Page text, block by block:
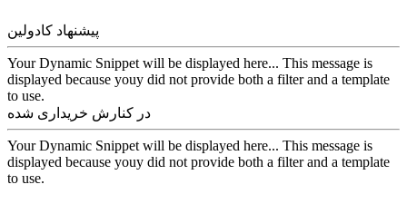
پیشنهاد کادولین
Your Dynamic Snippet will be displayed here... This message is
displayed because youy did not provide both a filter and a template
to use.
در کنارش خریداری شده
Your Dynamic Snippet will be displayed here... This message is
displayed because youy did not provide both a filter and a template
to use.